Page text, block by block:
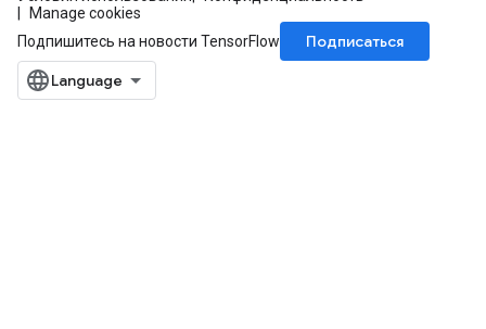
Manage cookies
Подпишитесь на новости TensorFlow
Подписаться